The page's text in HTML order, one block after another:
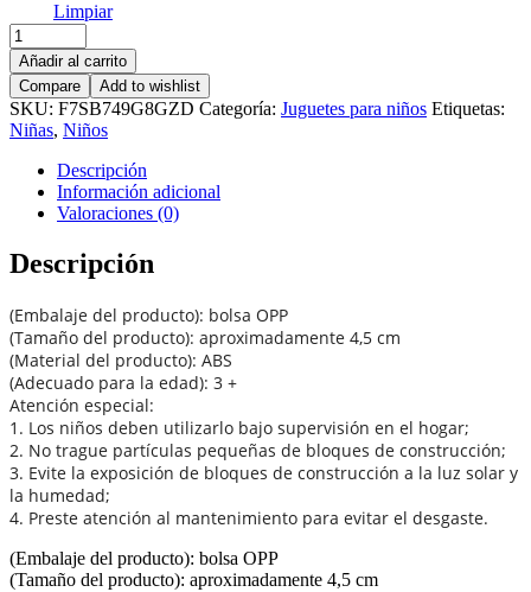
Limpiar
Bloques
de
construcción
de
cocodrilo
cantidad
Añadir al carrito
Compare
Add to wishlist
SKU: F7SB749G8GZD Categoría: Juguetes para niños Etiquetas:
Niñas, Niños
Descripción
Información adicional
Valoraciones (0)
Descripción
(Embalaje del producto): bolsa OPP
(Tamaño del producto): aproximadamente 4,5 cm
(Material del producto): ABS
(Adecuado para la edad): 3 +
Atención especial:
1. Los niños deben utilizarlo bajo supervisión en el hogar;
2. No trague partículas pequeñas de bloques de construcción;
3. Evite la exposición de bloques de construcción a la luz solar y
la humedad;
4. Preste atención al mantenimiento para evitar el desgaste.
(Embalaje del producto): bolsa OPP
(Tamaño del producto): aproximadamente 4,5 cm